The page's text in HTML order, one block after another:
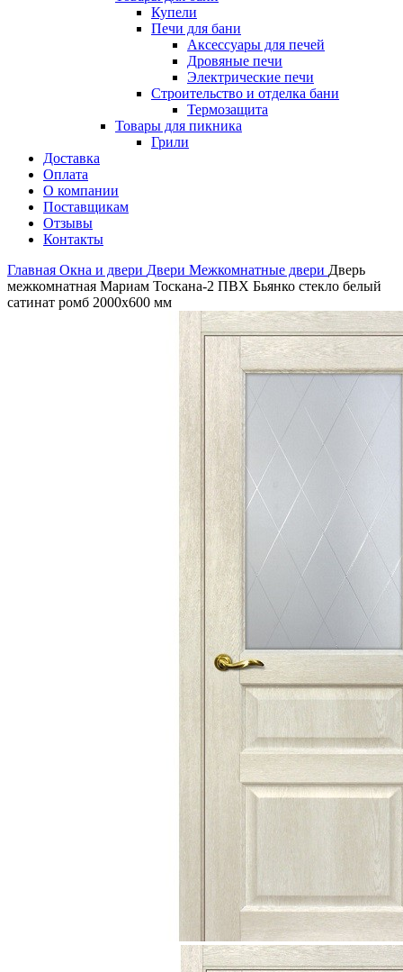
Купели
Печи для бани
Аксессуары для печей
Дровяные печи
Электрические печи
Строительство и отделка бани
Термозащита
Товары для пикника
Грили
Доставка
Оплата
О компании
Поставщикам
Отзывы
Контакты
Главная Окна и двери Двери Межкомнатные двери Дверь
межкомнатная Мариам Тоскана-2 ПВХ Бьянко стекло белый
сатинат ромб 2000х600 мм